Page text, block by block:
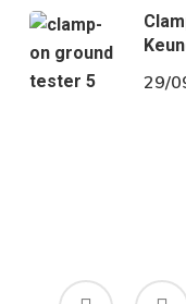
29/
twitter